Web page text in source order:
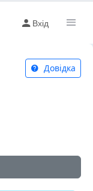
Вхід
Довідка